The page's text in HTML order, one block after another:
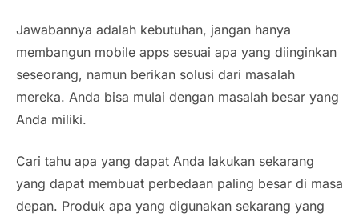
Jawabannya adalah kebutuhan, jangan hanya
membangun mobile apps sesuai apa yang diinginkan
seseorang, namun berikan solusi dari masalah
mereka. Anda bisa mulai dengan masalah besar yang
Anda miliki.
Cari tahu apa yang dapat Anda lakukan sekarang
yang dapat membuat perbedaan paling besar di masa
depan. Produk apa yang digunakan sekarang yang